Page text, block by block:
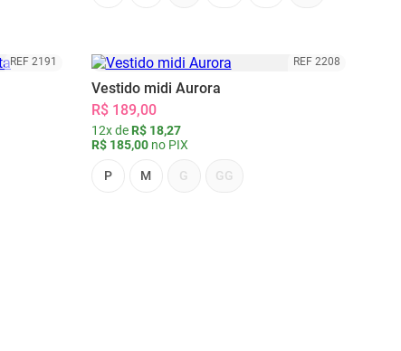
REF 2191 REF 2208
Vestido midi Aurora
R$ 189,00
12x de R$ 18,27
R$ 185,00no PIX
P M G GG